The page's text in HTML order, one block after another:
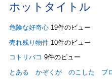
ホットタイトル
危険な好奇心 19件のビュー
売れ残り物件 10件のビュー
コトリバコ 9件のビュー
とある かぞくが のこした ブ